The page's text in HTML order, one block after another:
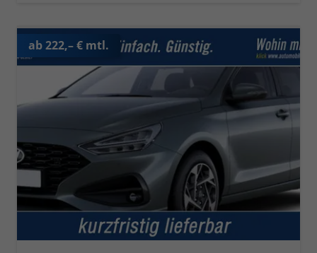
ab 222,– € mtl.